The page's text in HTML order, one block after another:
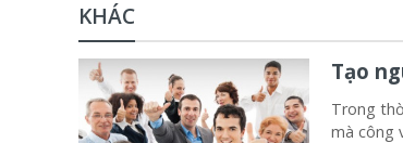
KHÁC
Tạo
Trong
mà công